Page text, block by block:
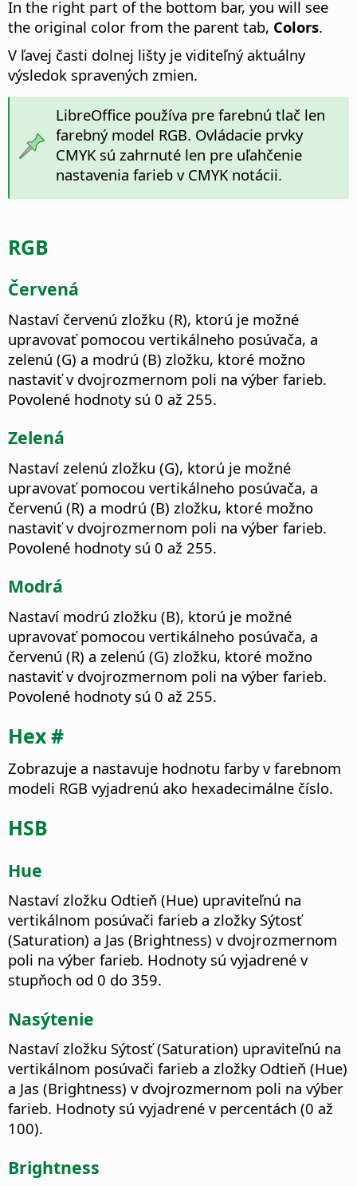
In the right part of the bottom bar, you will see
the original color from the parent tab, Colors.
V ľavej časti dolnej lišty je viditeľný aktuálny
výsledok spravených zmien.
LibreOffice používa pre farebnú tlač len
farebný model RGB. Ovládacie prvky
CMYK sú zahrnuté len pre uľahčenie
nastavenia farieb v CMYK notácii.
RGB
Červená
Nastaví červenú zložku (R), ktorú je možné
upravovať pomocou vertikálneho posúvača, a
zelenú (G) a modrú (B) zložku, ktoré možno
nastaviť v dvojrozmernom poli na výber farieb.
Povolené hodnoty sú 0 až 255.
Zelená
Nastaví zelenú zložku (G), ktorú je možné
upravovať pomocou vertikálneho posúvača, a
červenú (R) a modrú (B) zložku, ktoré možno
nastaviť v dvojrozmernom poli na výber farieb.
Povolené hodnoty sú 0 až 255.
Modrá
Nastaví modrú zložku (B), ktorú je možné
upravovať pomocou vertikálneho posúvača, a
červenú (R) a zelenú (G) zložku, ktoré možno
nastaviť v dvojrozmernom poli na výber farieb.
Povolené hodnoty sú 0 až 255.
Hex #
Zobrazuje a nastavuje hodnotu farby v farebnom
modeli RGB vyjadrenú ako hexadecimálne číslo.
HSB
Hue
Nastaví zložku Odtieň (Hue) upraviteľnú na
vertikálnom posúvači farieb a zložky Sýtosť
(Saturation) a Jas (Brightness) v dvojrozmernom
poli na výber farieb. Hodnoty sú vyjadrené v
stupňoch od 0 do 359.
Nasýtenie
Nastaví zložku Sýtosť (Saturation) upraviteľnú na
vertikálnom posúvači farieb a zložky Odtieň (Hue)
a Jas (Brightness) v dvojrozmernom poli na výber
farieb. Hodnoty sú vyjadrené v percentách (0 až
100).
Brightness